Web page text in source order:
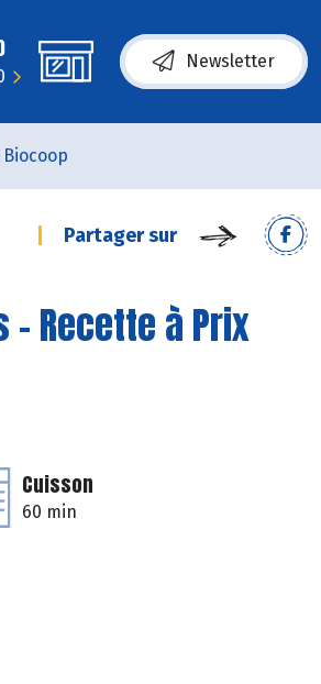
Newsletter
Partager sur
Recette à Prix
Cuisson
60 min